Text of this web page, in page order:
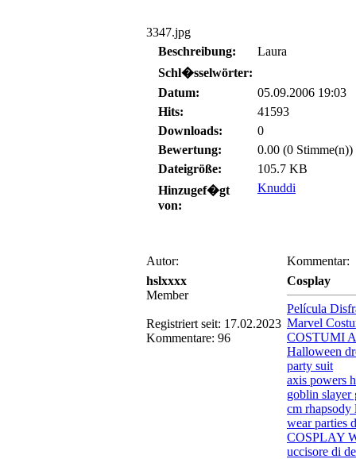
3347.jpg
Beschreibung:
Laura
Schl�sselwörter:
Datum:
05.09.2006 19:03
Hits:
41593
Downloads:
0
Bewertung:
0.00 (0 Stimme(n))
Dateigröße:
105.7 KB
Hinzugef�gt
von:
Knuddi
Autor:
Kommentar:
hslxxxx
Member
Registriert seit: 17.02.2023
Kommentare: 96
Cosplay
Película
Marvel
COSTUMI
Halloween
party suit
axis powers
goblin slayer
cm rhapsody
wear parties
COSPLAY
uccisore di